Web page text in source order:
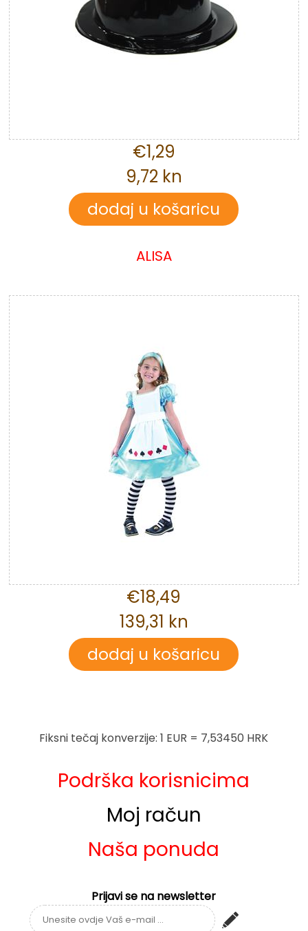
€1,29
9,72 kn
ALISA
€18,49
139,31 kn
Fiksni tečaj konverzije: 1 EUR = 7,53450 HRK
Podrška korisnicima
Moj račun
Naša ponuda
Prijavi se na newsletter